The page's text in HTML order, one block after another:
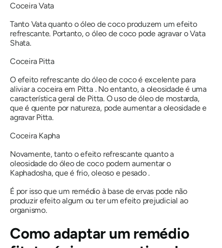
CoceiraVata
Tanto Vataquanto o óleo de coco produzem um efeito
refrescante. Portanto, o óleo de coco pode agravaro Vata
Shata.
Coceira Pitta
O efeito refrescante do óleo de coco é excelente para
aliviar a coceira em Pitta. No entanto, a oleosidade é uma
característica geral de Pitta. O uso de óleo de mostarda,
que é quente por natureza, pode aumentar a oleosidade e
agravarPitta.
Coceira Kapha
Novamente, tanto o efeito refrescante quanto a
oleosidade do óleo de coco podem aumentaro
Kaphadosha, que é frio, oleoso e pesado .
É por isso que um remédio à base de ervas pode não
produzir efeito algum ou ter um efeito prejudicial ao
organismo.
Como adaptar um remédio